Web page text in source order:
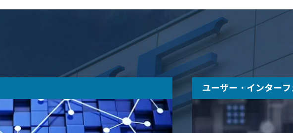
ユーザー・インター